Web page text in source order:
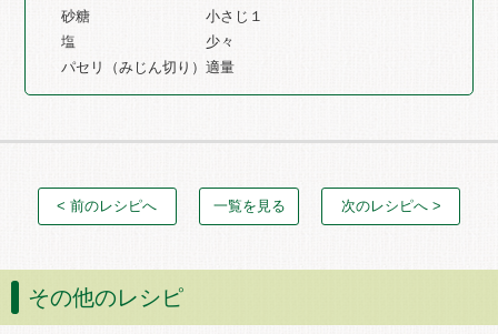
砂糖 小さじ１
塩 少々
パセリ（みじん切り）適量
< 前のレシピへ 一覧を見る 次のレシピへ >
その他のレシピ